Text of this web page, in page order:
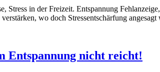
Stress in der Freizeit. Entspannung
wo doch Stressentschärfung
Entspannung nicht reicht!